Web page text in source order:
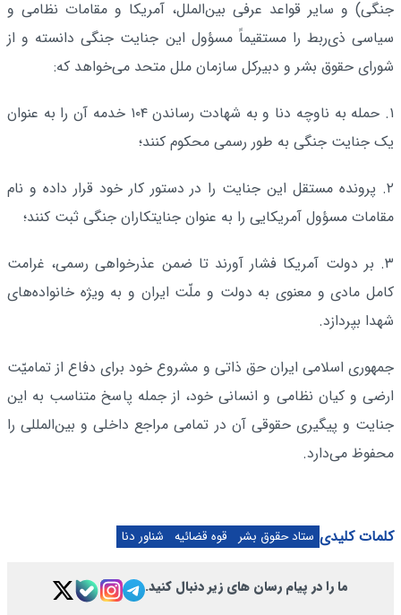
جنگی) و سایر قواعد عرفی بین‌الملل، آمریکا و مقامات نظامی و
سیاسی ذی‌ربط را مستقیماً مسؤول این جنایت جنگی دانسته و از
شورای حقوق بشر و دبیرکل سازمان ملل متحد می‌خواهد که:
۱. حمله به ناوچه دنا و به شهادت رساندن ۱۰۴ خدمه آن را به عنوان
یک جنایت جنگی به طور رسمی محکوم کنند؛
۲. پرونده مستقل این جنایت را در دستور کار خود قرار داده و نام
مقامات مسؤول آمریکایی را به عنوان جنایتکاران جنگی ثبت کنند؛
۳. بر دولت آمریکا فشار آورند تا ضمن عذرخواهی رسمی، غرامت
کامل مادی و معنوی به دولت و ملّت ایران و به ویژه خانواده‌های
شهدا بپردازد.
جمهوری اسلامی ایران حق ذاتی و مشروع خود برای دفاع از تمامیّت
ارضی و کیان نظامی و انسانی خود، از جمله پاسخ متناسب به این
جنایت و پیگیری حقوقی آن در تمامی مراجع داخلی و بین‌المللی را
محفوظ می‌دارد.
کلمات کلیدی ستاد حقوق بشر قوه قضائیه شناور دنا
ما را در پیام رسان های زیر دنبال کنید.